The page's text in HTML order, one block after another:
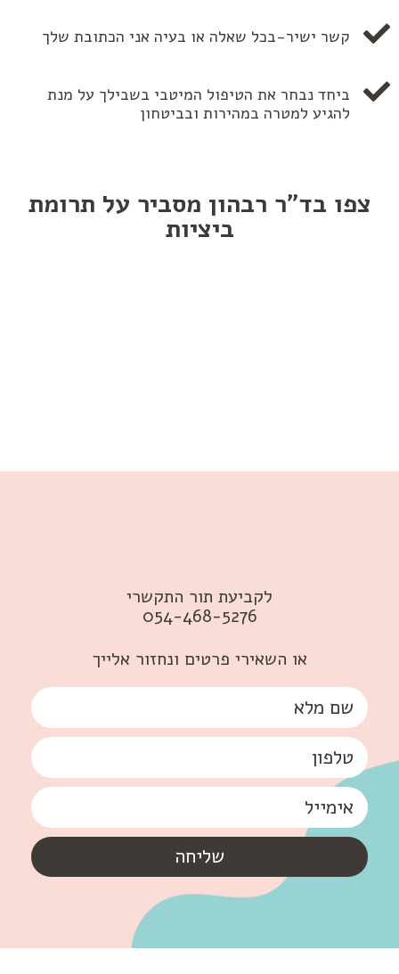
קשר ישיר-בכל שאלה או בעיה אני הכתובת שלך
ביחד נבחר את הטיפול המיטבי בשבילך על מנת
להגיע למטרה במהירות ובביטחון
צפו בד"ר רבהון מסביר על תרומת
ביציות
לקביעת תור התקשרי
054-468-5276
או השאירי פרטים ונחזור אלייך
שליחה